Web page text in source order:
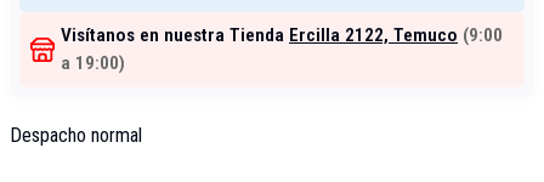
Visítanos en nuestra Tienda Ercilla 2122, Temuco (9:00
a 19:00)
Despacho normal